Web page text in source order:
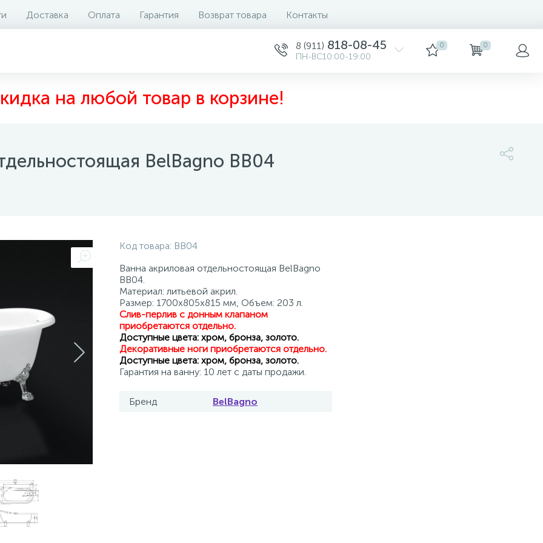
Доставка Оплата Гарантия Возврат товара Контакты
8 (911) 818-08-45
ПН-ВС10:00-19:00
0 0
на любой товар в корзине!
BelBagno BB04
на складе Отзывы 0
Код товара: BB04
Ванна акриловая отдельностоящая BelBagno
BB04.
Материал: литьевой акрил.
Размер: 1700x805x815 мм, Объем: 203 л.
Слив-перлив с донным клапаном
приобретаются отдельно.
Доступные цвета: хром, бронза, золото.
Декоративные ноги приобретаются отдельно.
Доступные цвета: хром, бронза, золото.
Гарантия на ванну: 10 лет с даты продажи.
Бренд BelBagno